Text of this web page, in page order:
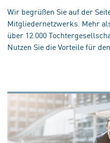
Wir begrüßen Sie auf der
Mitgliedernetzwerks. Mehr
über 12.000
Nutzen Sie die Vorteile für